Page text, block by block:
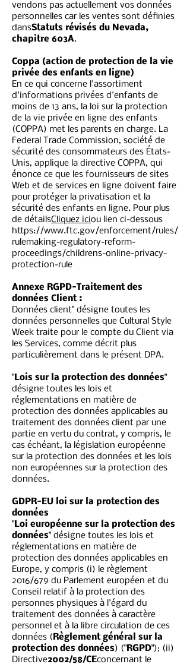
vendons pas actuellement vos données
personnelles car les ventes sont définies
dansStatuts révisés du Nevada,
chapitre 603A.
Coppa (action de protection de la vie
privée des enfants en ligne)
En ce qui concerne l'assortiment
d'informations privées d'enfants de
moins de 13 ans, la loi sur la protection
de la vie privée en ligne des enfants
(COPPA) met les parents en charge. La
Federal Trade Commission, société de
sécurité des consommateurs des États-
Unis, applique la directive COPPA, qui
énonce ce que les fournisseurs de sites
Web et de services en ligne doivent faire
pour protéger la privatisation et la
sécurité des enfants en ligne. Pour plus
de détailsCliquez iciou lien ci-dessous
https://www.ftc.gov/enforcement/rules/
rulemaking-regulatory-reform-
proceedings/childrens-online-privacy-
protection-rule
Annexe RGPD-Traitement des
données Client :
Données client" désigne toutes les
données personnelles que Cultural Style
Week traite pour le compte du Client via
les Services, comme décrit plus
particulièrement dans le présent DPA.
"Lois sur la protection des données"
désigne toutes les lois et
réglementations en matière de
protection des données applicables au
traitement des données client par une
partie en vertu du contrat, y compris, le
cas échéant, la législation européenne
sur la protection des données et les lois
non européennes sur la protection des
données.
GDPR-EU loi sur la protection des
données
"Loi européenne sur la protection des
données" désigne toutes les lois et
réglementations en matière de
protection des données applicables en
Europe, y compris (i) le règlement
2016/679 du Parlement européen et du
Conseil relatif à la protection des
personnes physiques à l'égard du
traitement des données à caractère
personnel et à la libre circulation de ces
données ( Règlement général sur la
protection des données) ("RGPD"); (ii)
Directive2002/58/CEconcernant le